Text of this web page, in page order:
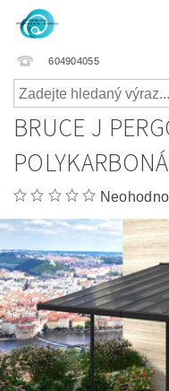
604904055
BRUCE J